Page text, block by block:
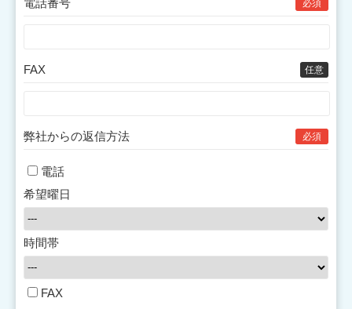
必須
FAX 任意
弊社からの返信方法 必須
電話
希望曜日
時間帯
FAX